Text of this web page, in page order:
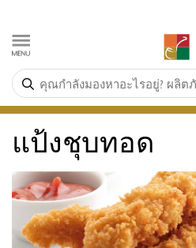
แป้งชุบทอด